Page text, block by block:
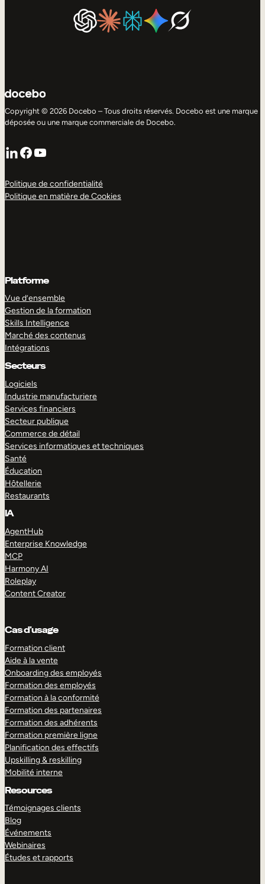
Copyright © 2026 Docebo – Tous droits réservés. Docebo est une marque
déposée ou une marque commerciale de Docebo.
LinkedIn
Facebook
YouTube
Politique de confidentialité
Politique en matière de Cookies
Platforme
Vue d’ensemble
Gestion de la formation
Skills Intelligence
Marché des contenus
Intégrations
Secteurs
Logiciels
Industrie manufacturiere
Services financiers
Secteur publique
Commerce de détail
Services informatiques et techniques
Santé
Éducation
Hôtellerie
Restaurants
IA
AgentHub
Enterprise Knowledge
MCP
Harmony AI
Roleplay
Content Creator
Cas d’usage
Formation client
Aide à la vente
Onboarding des employés
Formation des employés
Formation à la conformité
Formation des partenaires
Formation des adhérents
Formation première ligne
Planification des effectifs
Upskilling & reskilling
Mobilité interne
Resources
Témoignages clients
Blog
Événements
Webinaires
Études et rapports